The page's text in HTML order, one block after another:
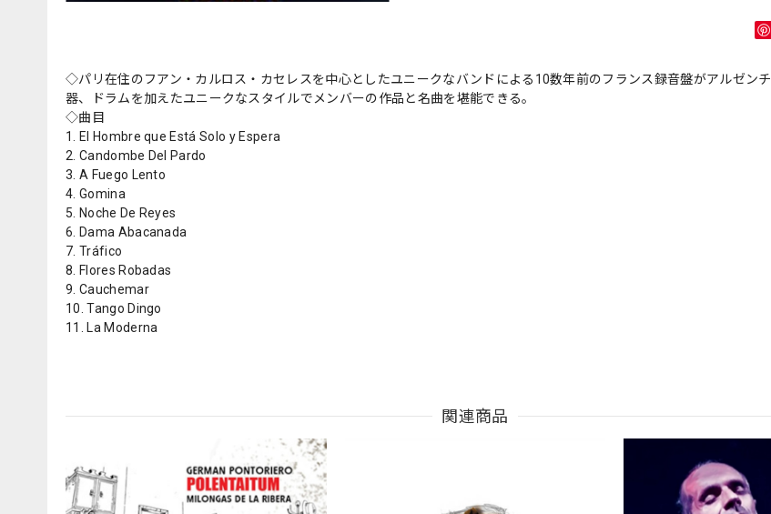
◇パリ在住のフアン・カルロス・カセレスを中心としたユニークなバンドによる10数年前のフランス録音盤がアルゼン
器、ドラムを加えたユニークなスタイルでメンバーの作品と名曲を堪能できる。
◇曲目
1. El Hombre que Está Solo y Espera
2. Candombe Del Pardo
3. A Fuego Lento
4. Gomina
5. Noche De Reyes
6. Dama Abacanada
7. Tráfico
8. Flores Robadas
9. Cauchemar
10. Tango Dingo
11. La Moderna
関連商品